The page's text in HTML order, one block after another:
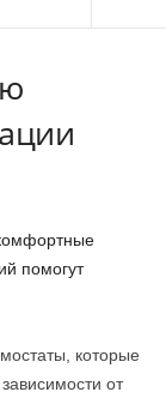
помогут
которые
от